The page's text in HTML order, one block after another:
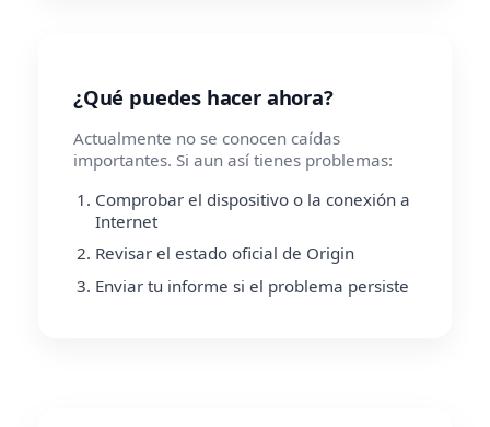
¿Qué puedes hacer ahora?
Actualmente no se conocen caídas
importantes. Si aun así tienes problemas:
Comprobar el dispositivo o la conexión a
Internet
Revisar el estado oficial de Origin
Enviar tu informe si el problema persiste